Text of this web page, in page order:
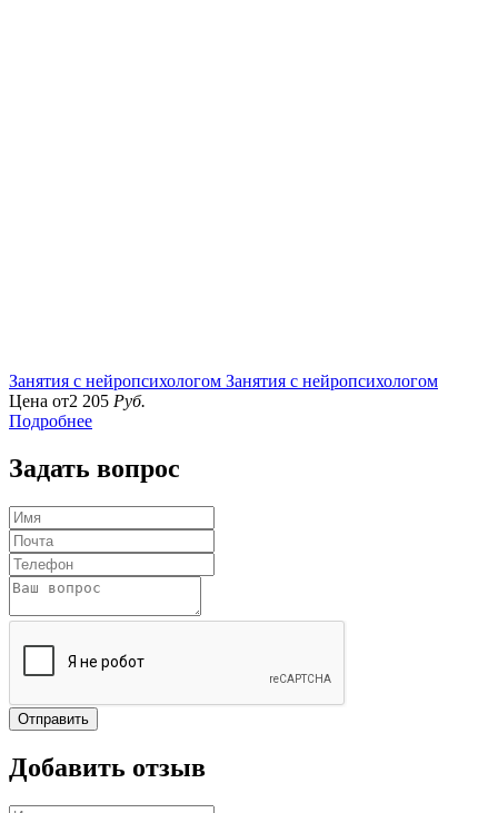
Занятия с нейропсихологом Занятия с нейропсихологом
Цена от2 205 Руб.
Подробнее
Задать вопрос
Отправить
Добавить отзыв